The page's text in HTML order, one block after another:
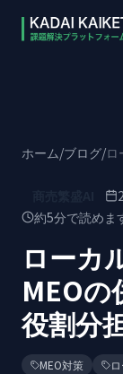
ホーム/ブログ/
約5分で読めま
ローカ
MEOの
役割分
MEO対策